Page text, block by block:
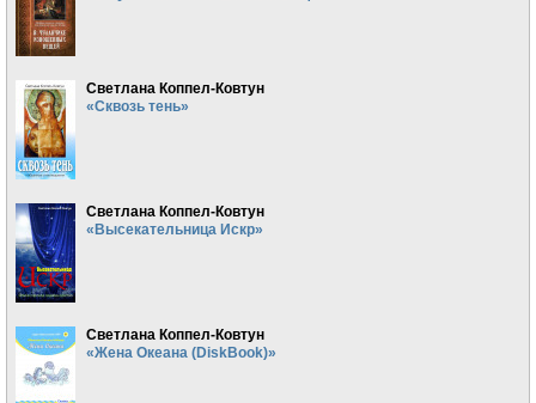
Светлана Коппел-Ковтун
«Сквозь тень»
Светлана Коппел-Ковтун
«Высекательница Искр»
Светлана Коппел-Ковтун
«Жена Океана (DiskBook)»